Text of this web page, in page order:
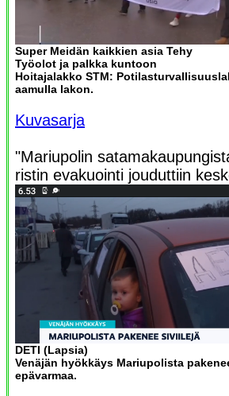
Super Meidän kaikkien asia Tehy
Työolot ja palkka kuntoon
Hoitajalakko STM:
aamulla lakon.
Kuvasarja
"Mariupolin
ristin evakuointi jouduttiin
DETI (Lapsia)
Venäjän hyökkäys Mariupolista
epävarmaa.